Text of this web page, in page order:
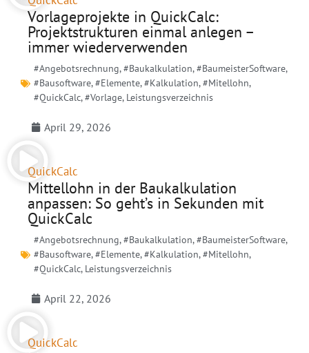
Vorlageprojekte in QuickCalc:
Projektstrukturen einmal anlegen –
immer wiederverwenden
#Angebotsrechnung,#Baukalkulation,#BaumeisterSoftware,
#Bausoftware,#Elemente,#Kalkulation,#Mitellohn,
#QuickCalc,#Vorlage, Leistungsverzeichnis
April 29, 2026
QuickCalc
Mittellohn in der Baukalkulation
anpassen: So geht’s in Sekunden mit
QuickCalc
#Angebotsrechnung,#Baukalkulation,#BaumeisterSoftware,
#Bausoftware,#Elemente,#Kalkulation,#Mitellohn,
#QuickCalc, Leistungsverzeichnis
April 22, 2026
QuickCalc